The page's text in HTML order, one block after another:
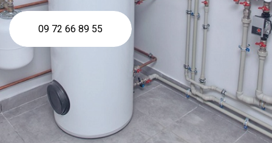
09 72 66 89 55